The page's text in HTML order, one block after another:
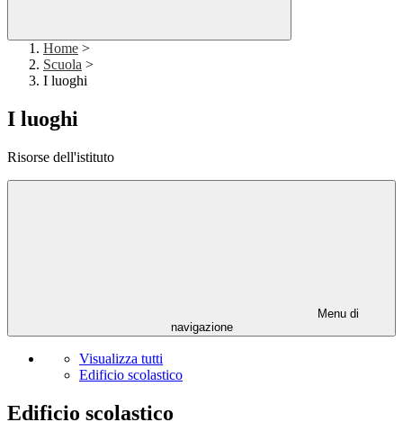
Home >
Scuola >
I luoghi
I luoghi
Risorse dell'istituto
Menu di
navigazione
Visualizza tutti
Edificio scolastico
Edificio scolastico